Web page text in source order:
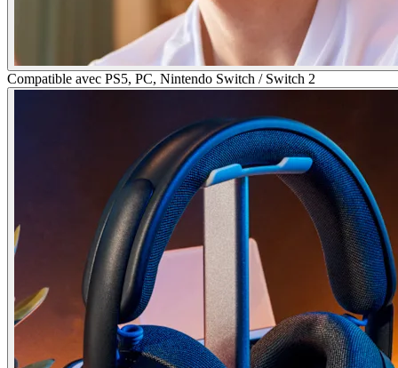
Compatible avec PS5, PC, Nintendo Switch / Switch 2